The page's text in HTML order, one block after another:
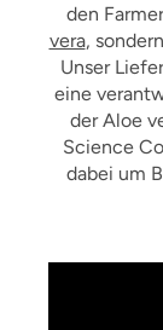
den
vera,
Unser
eine
der Aloe
Science
dabei um